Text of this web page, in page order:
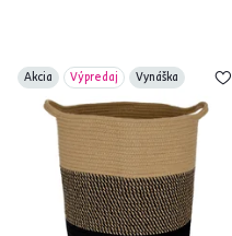
Akcia Výpredaj Vynáška